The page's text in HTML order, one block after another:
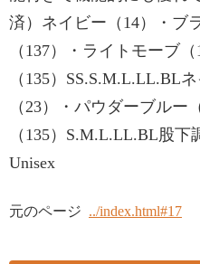
済）ネイビー（14）・ブ
（137）・ライトモーブ
（135）SS.S.M.L.LL.BL
（23）・パウダーブルー
（135）S.M.L.LL.BL股下
Unisex
元のページ ../index.html#17